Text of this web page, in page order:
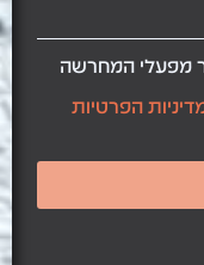
מפעלי המחרשה
הפרטיות